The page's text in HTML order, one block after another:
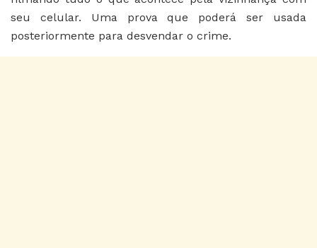
seu celular. Uma prova que poderá ser usada
posteriormente para desvendar o crime.